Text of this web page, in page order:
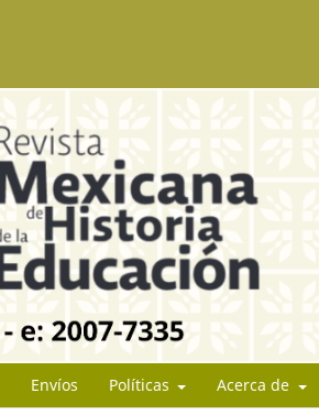
Envíos Políticas Acerca de